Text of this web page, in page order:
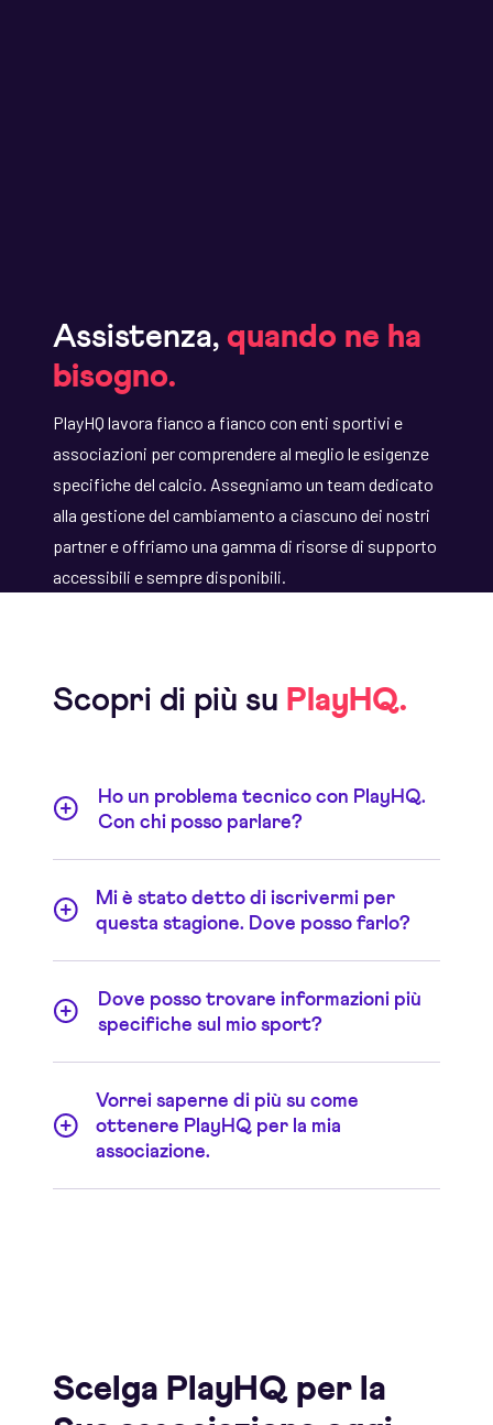
Assistenza,quando ne ha
bisogno.
PlayHQ lavora fianco a fianco con enti sportivi e
associazioni per comprendere al meglio le esigenze
specifiche del calcio. Assegniamo un team dedicato
alla gestione del cambiamento a ciascuno dei nostri
partner e offriamo una gamma di risorse di supporto
accessibili e sempre disponibili.
Scopri di più su PlayHQ.
Ho un problema tecnico con PlayHQ.
Con chi posso parlare?
specializzati perAmministratori di
tecnico PlayHQ.
Mi è stato detto di iscrivermi per
questa stagione. Dove posso farlo?
merchandising in un unico passaggio –
proprio qui
Dove posso trovare informazioni più
specifiche sul mio sport?
supporto, visitiFootball Australiaper ulteriori
informazioni.
Vorrei saperne di più su come
ottenere PlayHQ per la mia
associazione.
Scelga PlayHQ per la